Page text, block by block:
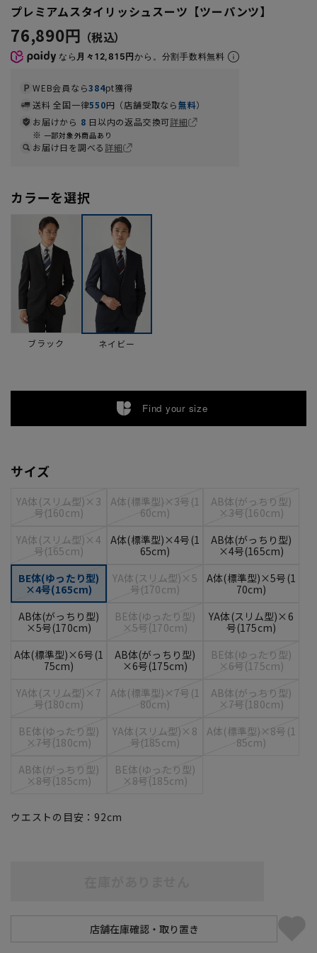
プレミアムスタイリッシュスーツ【ツーパンツ】
76,890円
なら 月々12,815円から。分割手数料無料
WEB会員なら384pt獲得
送料 全国一律550円（店舗受取なら無料）
お届けから 8 日以内の返品交換可詳細
一部対象外商品あり
お届け日を調べる詳細
カラーを選択
ブラック ネイビー
Find your size
サイズ
YA体(スリム型)×3
号(160cm)
A体(標準型)×3号(1
60cm)
AB体(がっちり型)
×3号(160cm)
YA体(スリム型)×4
号(165cm)
A体(標準型)×4号(1
65cm)
AB体(がっちり型)
×4号(165cm)
BE体(ゆったり型)
×4号(165cm)
YA体(スリム型)×5
号(170cm)
A体(標準型)×5号(1
70cm)
AB体(がっちり型)
×5号(170cm)
BE体(ゆったり型)
×5号(170cm)
YA体(スリム型)×6
号(175cm)
A体(標準型)×6号(1
75cm)
AB体(がっちり型)
×6号(175cm)
BE体(ゆったり型)
×6号(175cm)
YA体(スリム型)×7
号(180cm)
A体(標準型)×7号(1
80cm)
AB体(がっちり型)
×7号(180cm)
BE体(ゆったり型)
×7号(180cm)
YA体(スリム型)×8
号(185cm)
A体(標準型)×8号(1
85cm)
AB体(がっちり型)
×8号(185cm)
BE体(ゆったり型)
×8号(185cm)
ウエストの目安： 92cm